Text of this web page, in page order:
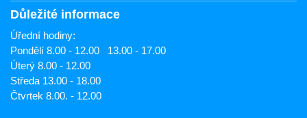
Důležité informace
Úřední hodiny:
Pondělí 8.00 - 12.00 13.00 - 17.00
Úterý 8.00 - 12.00
Středa 13.00 - 18.00
Čtvrtek 8.00. - 12.00